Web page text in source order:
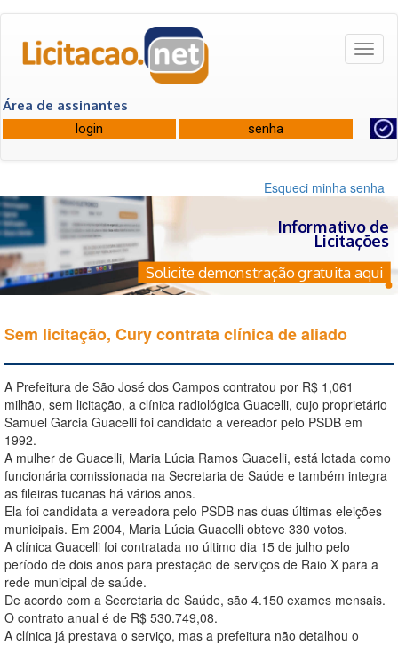
Área de assinantes
Esqueci minha senha
Informativo de
Licitações
Solicite demonstração gratuita aqui
Sem licitação, Cury contrata clínica de aliado
A Prefeitura de São José dos Campos contratou por R$ 1,061
milhão, sem licitação, a clínica radiológica Guacelli, cujo proprietário
Samuel Garcia Guacelli foi candidato a vereador pelo PSDB em
1992.
A mulher de Guacelli, Maria Lúcia Ramos Guacelli, está lotada como
funcionária comissionada na Secretaria de Saúde e também integra
as fileiras tucanas há vários anos.
Ela foi candidata a vereadora pelo PSDB nas duas últimas eleições
municipais. Em 2004, Maria Lúcia Guacelli obteve 330 votos.
A clínica Guacelli foi contratada no último dia 15 de julho pelo
período de dois anos para prestação de serviços de Raio X para a
rede municipal de saúde.
De acordo com a Secretaria de Saúde, são 4.150 exames mensais.
O contrato anual é de R$ 530.749,08.
A clínica já prestava o serviço, mas a prefeitura não detalhou o